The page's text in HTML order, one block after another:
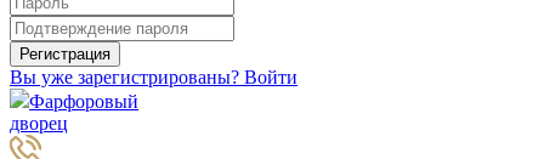
Вы уже зарегистрированы? Войти
Фарфоровый
дворец